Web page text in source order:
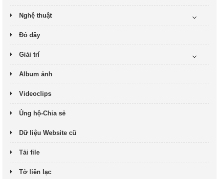
Nghệ thuật
Đó đây
Giải trí
Album ảnh
Videoclips
Ủng hộ-Chia sẻ
Dữ liệu Website cũ
Tải file
Tờ liên lạc